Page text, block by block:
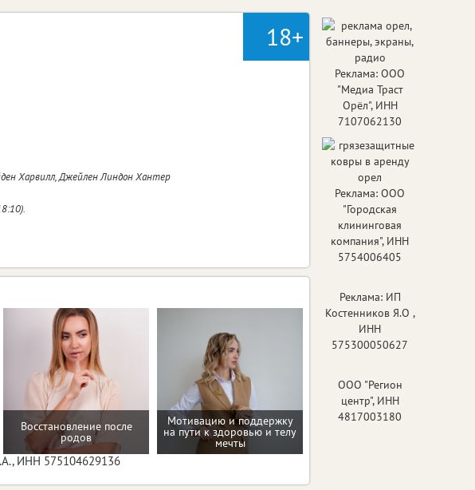
18+
Харвилл, Джейлен Линдон Хантер
Восстановление после
родов
Мотивацию и поддержку
на пути к здоровью и телу
мечты
ИНН 575104629136
Реклама: ООО
"Медиа Траст
Орёл", ИНН
7107062130
Реклама: ООО
"Городская
клининговая
компания", ИНН
5754006405
Реклама: ИП
Костенников Я.О ,
ИНН
575300050627
ООО "Регион
центр", ИНН
4817003180